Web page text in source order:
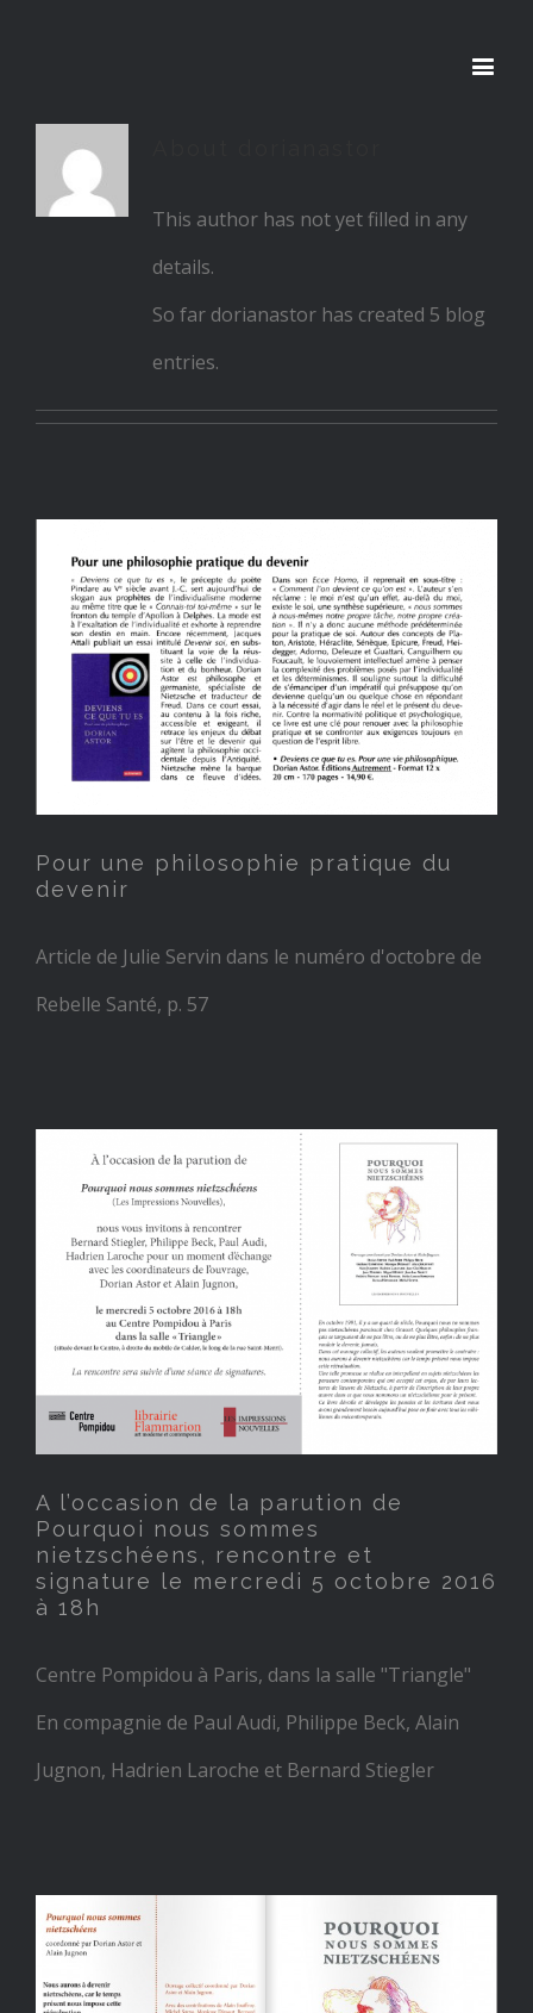
This author has not yet filled in any
details.
So far dorianastor has created 5 blog
entries.
Pour une philosophie
pratique du devenir
Pour une philosophie pratique du
devenir
Article de Julie Servin dans le numéro d'octobre de
Rebelle Santé, p. 57
A l’occasion de la parution
de Pourquoi nous sommes
nietzschéens, rencontre et
signature le mercredi 5
octobre 2016 à 18h
A l’occasion de la parution de
Pourquoi nous sommes
nietzschéens, rencontre et
signature le mercredi 5 octobre 2016
à 18h
Centre Pompidou à Paris, dans la salle "Triangle"
En compagnie de Paul Audi, Philippe Beck, Alain
Jugnon, Hadrien Laroche et Bernard Stiegler